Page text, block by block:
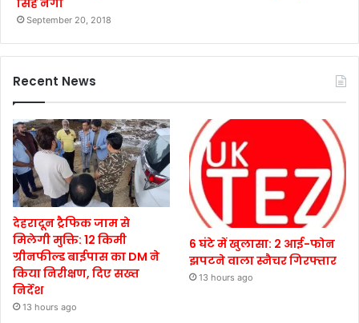
September 20, 2018
Recent News
देहरादून ट्रैफिक जाम से
मिलेगी मुक्ति: 12 किमी
ग्रीनफील्ड बाईपास का DM ने
किया निरीक्षण, दिए सख्त
निर्देश
13 hours ago
6 घंटे में खुलासा: 2 आई-फोन
झपटने वाला स्नैचर गिरफ्तार
13 hours ago